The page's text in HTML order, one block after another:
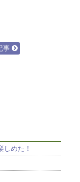
事
めた！